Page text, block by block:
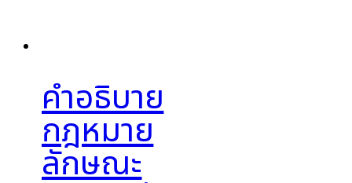
คำอธิบาย
กฎหมาย
ลักษณะ